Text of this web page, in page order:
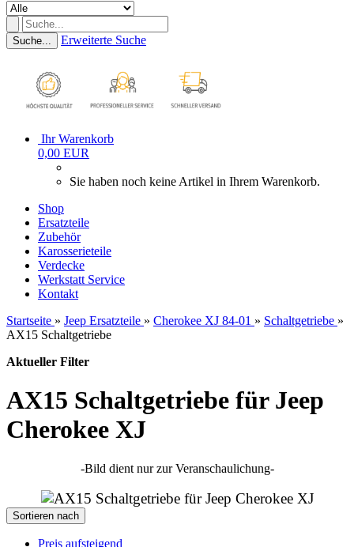
Suche... Erweiterte Suche
Ihr Warenkorb
0,00 EUR
Sie haben noch keine Artikel in Ihrem Warenkorb.
Shop
Ersatzteile
Zubehör
Karosserieteile
Verdecke
Werkstatt Service
Kontakt
Startseite » Jeep Ersatzteile » Cherokee XJ 84-01 » Schaltgetriebe »
AX15 Schaltgetriebe
Aktueller Filter
AX15 Schaltgetriebe für Jeep
Cherokee XJ
-Bild dient nur zur Veranschaulichung-
Sortieren nach
Preis aufsteigend